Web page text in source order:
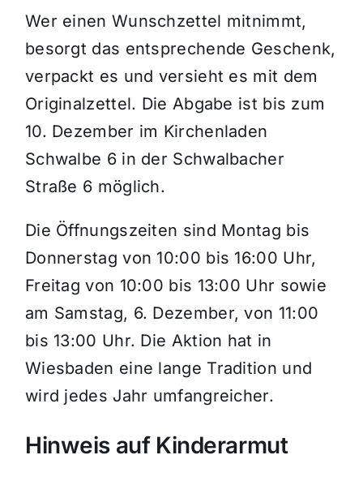
Wer einen Wunschzettel mitnimmt,
besorgt das entsprechende Geschenk,
verpackt es und versieht es mit dem
Originalzettel. Die Abgabe ist bis zum
10. Dezember im Kirchenladen
Schwalbe 6 in der Schwalbacher
Straße 6 möglich.
Die Öffnungszeiten sind Montag bis
Donnerstag von 10:00 bis 16:00 Uhr,
Freitag von 10:00 bis 13:00 Uhr sowie
am Samstag, 6. Dezember, von 11:00
bis 13:00 Uhr. Die Aktion hat in
Wiesbaden eine lange Tradition und
wird jedes Jahr umfangreicher.
Hinweis auf Kinderarmut